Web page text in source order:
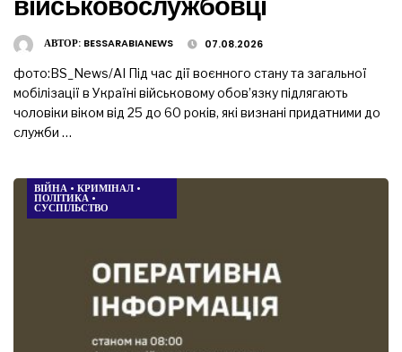
АВТОР: BESSARABIANEWS 07.08.2026
фото:BS_News/AI Під час дії воєнного стану та загальної
мобілізації в Україні військовому обов’язку підлягають
чоловіки віком від 25 до 60 років, які визнані придатними до
служби …
ВІЙНА • КРИМІНАЛ •
ПОЛІТИКА •
СУСПІЛЬСТВО